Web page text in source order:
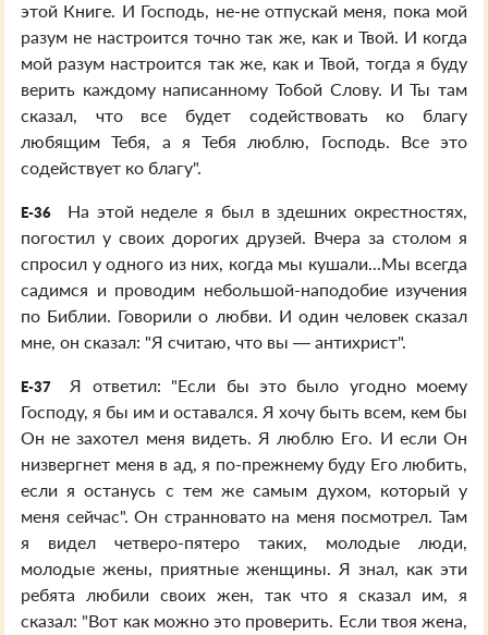
этой Книге. И Господь, не-не отпускай меня, пока мой
разум не настроится точно так же, как и Твой. И когда
мой разум настроится так же, как и Твой, тогда я буду
верить каждому написанному Тобой Слову. И Ты там
сказал, что все будет содействовать ко благу
любящим Тебя, а я Тебя люблю, Господь. Все это
содействует ко благу".
E-36
На этой неделе я был в здешних окрестностях,
погостил у своих дорогих друзей. Вчера за столом я
спросил у одного из них, когда мы кушали...Мы всегда
садимся и проводим небольшой-наподобие изучения
по Библии. Говорили о любви. И один человек сказал
мне, он сказал: "Я считаю, что вы — антихрист".
E-37
Я ответил: "Если бы это было угодно моему
Господу, я бы им и оставался. Я хочу быть всем, кем бы
Он не захотел меня видеть. Я люблю Его. И если Он
низвергнет меня в ад, я по-прежнему буду Его любить,
если я останусь с тем же самым духом, который у
меня сейчас". Он странновато на меня посмотрел. Там
я видел четверо-пятеро таких, молодые люди,
молодые жены, приятные женщины. Я знал, как эти
ребята любили своих жен, так что я сказал им, я
сказал: "Вот как можно это проверить. Если твоя жена,